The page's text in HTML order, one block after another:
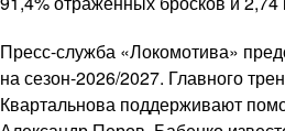
Пресс-служба «Локомотива»
на сезон-2026/2027. Главного
Квартальнова поддерживают